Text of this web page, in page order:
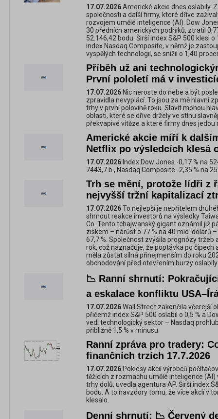
17.07.2026Americké akcie dnes oslabily.
společnosti a další firmy, které dříve
rozvojem umělé inteligence (AI). Dow
30 předních amerických podniků, ztratil
52.146,42 bodu. Širší index S&P 500 klesl
index Nasdaq Composite, v němž je
vyspělých technologií, se snížil o 1,40
Příběh už ani
První pololetí má v
17.07.2026 Nic neroste do nebe a být
zpravidla nevyplácí. To jsou za mě hlavní
trhy v první polovině roku. Slavit mohou
oblasti, které se dříve držely ve stínu
překvapivé vítěze a které firmy dnes jedou
Americké akcie míří k
Netflix po výsledcích klesá
17.07.2026 Index Dow Jones -0,17 % na
7443,7 b., Nasdaq Composite -2,35 % na
Trh se mění, protože lídři z
nejvyšší tržní kapitalizací
17.07.2026To nejlepší je nepřítelem
shrnout reakce investorů na výsledky
Co. Tento tchajwanský gigant oznámil již
ziskem – nárůst o 77 % na 40 mld. dolarů
67,7 %. Společnost zvýšila prognózy tržeb
rok, což naznačuje, že poptávka po
měla zůstat silná přinejmenším do roku
obchodování před otevřením burzy oslabily
📉 Ranní shrnutí:
a eskalace konfliktu
17.07.2026Wall Street zakončila včerejší
přičemž index S&P 500 oslabil o 0,5 % a
vedl technologický sektor – Nasdaq
přibližně 1,5 % v mínusu.
Ranní zpráva pro tradery:
finančních trzích 17.7.2026
17.07.2026 Poklesy akcií výrobců
těžících z rozmachu umělé inteligence
trhy dolů, uvedla agentura AP. Širší index
bodu. A to navzdory tomu, že více akcií v
klesalo.
Denní shrnutí: 📉 Červený